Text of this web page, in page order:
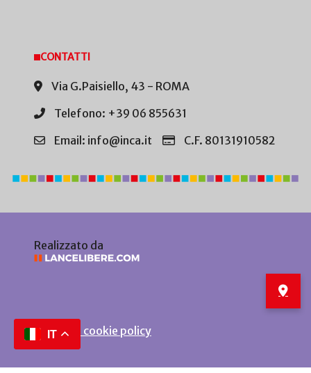
CONTATTI
Via G.Paisiello, 43 - ROMA
Telefono: +39 06 855631
Email: info@inca.it
C.F. 80131910582
Realizzato da
Privacy e cookie policy
IT